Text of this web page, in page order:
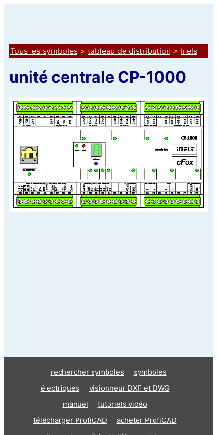
Tous les symboles > tableau de distribution > Inels
unité centrale CP-1000
rechercher symboles
symboles
électriques
visionneur DXF et DWG
manuel
tutoriels vidéo
télécharger ProfiCAD
acheter ProfiCAD